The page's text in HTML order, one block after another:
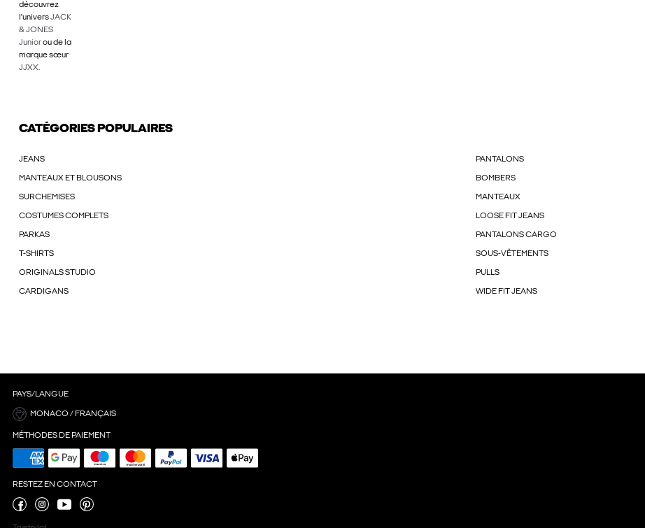
découvrez
l'universJACK
& JONES
Juniorou de la
marque sœur
JJXX.
CATÉGORIES POPULAIRES
JEANS PANTALONS
MANTEAUX ET BLOUSONS BOMBERS
SURCHEMISES MANTEAUX
COSTUMES COMPLETS LOOSE FIT JEANS
PARKAS PANTALONS CARGO
T-SHIRTS SOUS-VÊTEMENTS
ORIGINALS STUDIO PULLS
CARDIGANS WIDE FIT JEANS
PAYS/LANGUE
MONACO / FRANÇAIS
MÉTHODES DE PAIEMENT
RESTEZ EN CONTACT